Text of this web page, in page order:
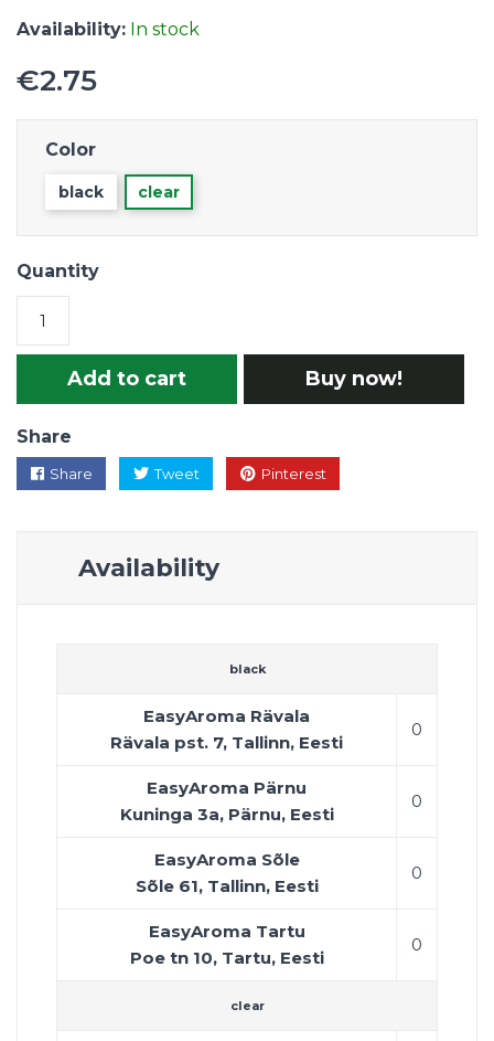
Availability: In stock
€2.75
Color
black clear
Quantity
Add to cart Buy now!
Share
Share Tweet Pinterest
Availability
black
EasyAroma Rävala
Rävala pst. 7, Tallinn, Eesti
0
EasyAroma Pärnu
Kuninga 3a, Pärnu, Eesti
0
EasyAroma Sõle
Sõle 61, Tallinn, Eesti
0
EasyAroma Tartu
Poe tn 10, Tartu, Eesti
0
clear